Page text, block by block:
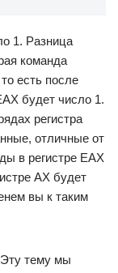
1. Разница
команда
есть после
будет число 1.
регистра
отличные от
в регистре EAX
AX будет
вы к таким
Эту тему мы